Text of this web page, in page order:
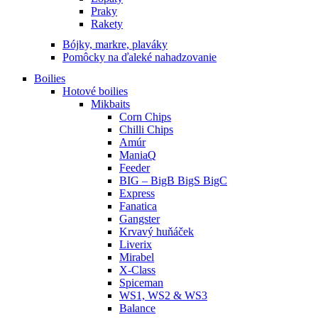
Praky
Rakety
Bójky, markre, plaváky
Pomôcky na ďaleké nahadzovanie
Boilies
Hotové boilies
Mikbaits
Corn Chips
Chilli Chips
Amúr
ManiaQ
Feeder
BIG – BigB BigS BigC
Express
Fanatica
Gangster
Krvavý huňáček
Liverix
Mirabel
X-Class
Spiceman
WS1, WS2 & WS3
Balance